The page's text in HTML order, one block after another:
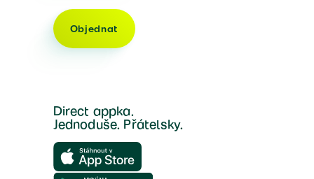
Objednat
Direct appka.
Jednoduše. Přátelsky.